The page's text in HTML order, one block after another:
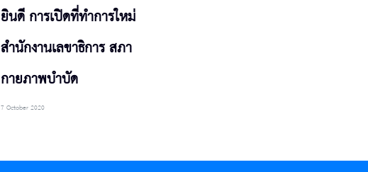
ยินดี การเปิดที่ทำการใหม่
สำนักงานเลขาธิการ สภา
กายภาพบำบัด
7 October 2020